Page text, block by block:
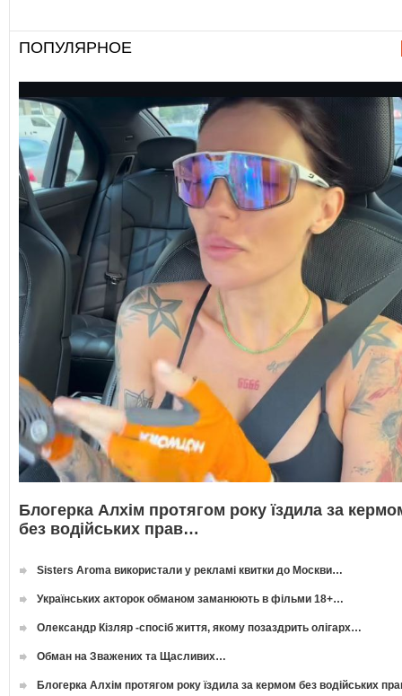
ПОПУЛЯРНОЕ
Блогерка Алхім протягом року їздила за
без водійських прав…
Sisters Aroma використали у рекламі квитки до Москви…
Українських акторок обманом заманюють в фільми 18+…
Олександр Кізляр -спосіб життя, якому позаздрить олігарх…
Обман на Зважених та Щасливих…
Блогерка Алхім протягом року їздила за кермом без водійських